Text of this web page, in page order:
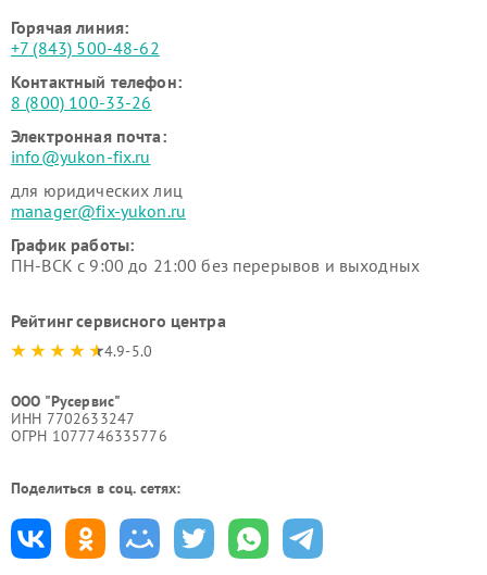
Горячая линия:
+7 (843) 500-48-62
Контактный телефон:
8 (800) 100-33-26
Электронная почта:
info@yukon-fix.ru
для юридических лиц
manager@fix-yukon.ru
График работы:
ПН-ВСК с 9:00 до 21:00 без перерывов и выходных
Рейтинг сервисного центра
4.9-5.0
ООО "Русервис"
ИНН 7702633247
ОГРН 1077746335776
Поделиться в соц. сетях: